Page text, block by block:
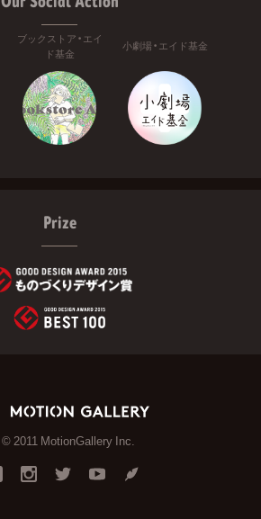
ブックストア・エイ
ド基金
小劇場・エイド基金
Prize
© 2011 MotionGallery Inc.